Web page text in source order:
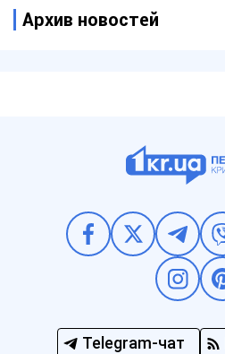
Архив новостей
Telegram-чат